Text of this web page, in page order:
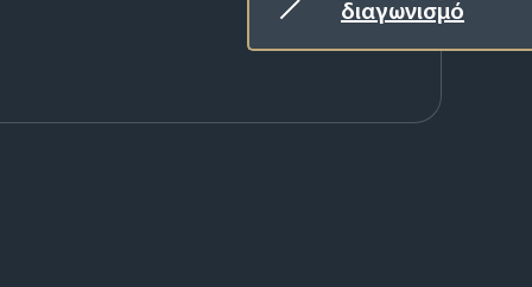
διαγωνισμό